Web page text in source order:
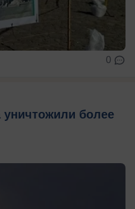
0
уничтожили более